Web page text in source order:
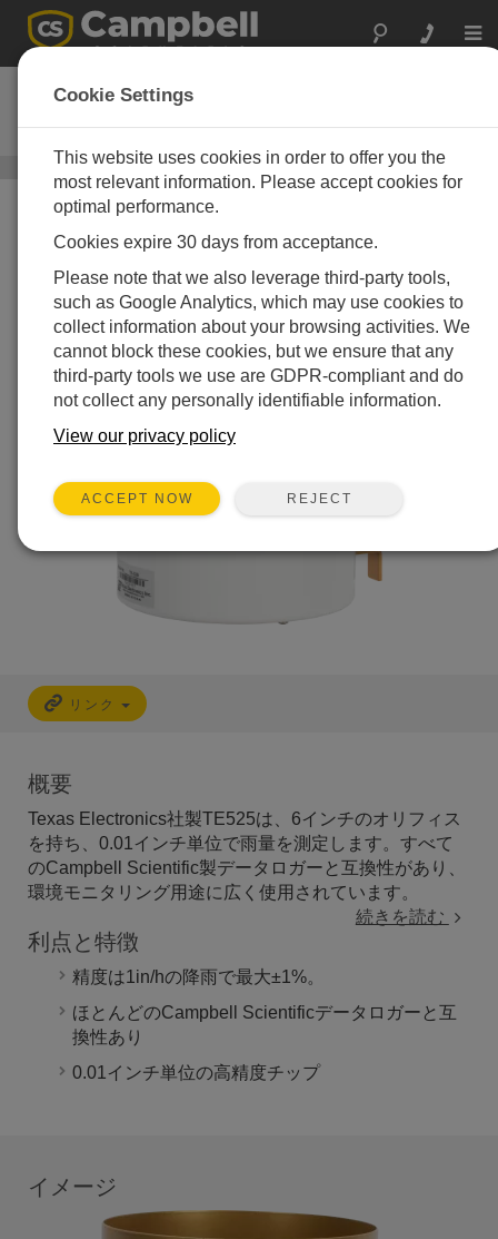
TE525-L
6インチオリフィス付雨量計
リンク
概要
Texas Electronics社製TE525は、6インチのオリフィス
を持ち、0.01インチ単位で雨量を測定します。すべて
のCampbell Scientific製データロガーと互換性があり、
環境モニタリング用途に広く使用されています。
続きを読む
利点と特徴
精度は1in/hの降雨で最大±1%。
ほとんどのCampbell Scientificデータロガーと互
換性あり
0.01インチ単位の高精度チップ
イメージ
Cookie Settings
This website uses cookies in order to offer you the
most relevant information. Please accept cookies for
optimal performance.
Cookies expire 30 days from acceptance.
Please note that we also leverage third-party tools,
such as Google Analytics, which may use cookies to
collect information about your browsing activities. We
cannot block these cookies, but we ensure that any
third-party tools we use are GDPR-compliant and do
not collect any personally identifiable information.
View our privacy policy
ACCEPT NOW REJECT